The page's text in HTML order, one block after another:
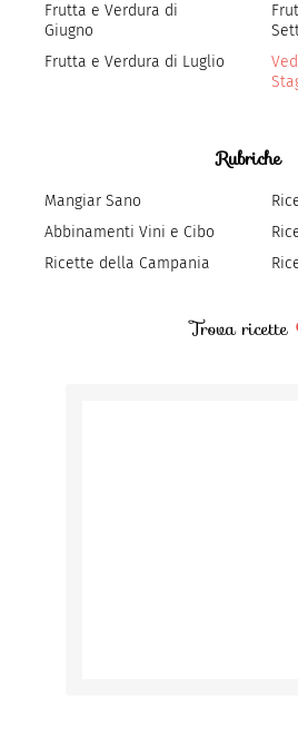
Frutta e Verdura di
Giugno
Frutta e Verdura di Luglio
Rubriche
Mangiar Sano
Abbinamenti Vini e Cibo
Ricette della Campania
Trova ricette